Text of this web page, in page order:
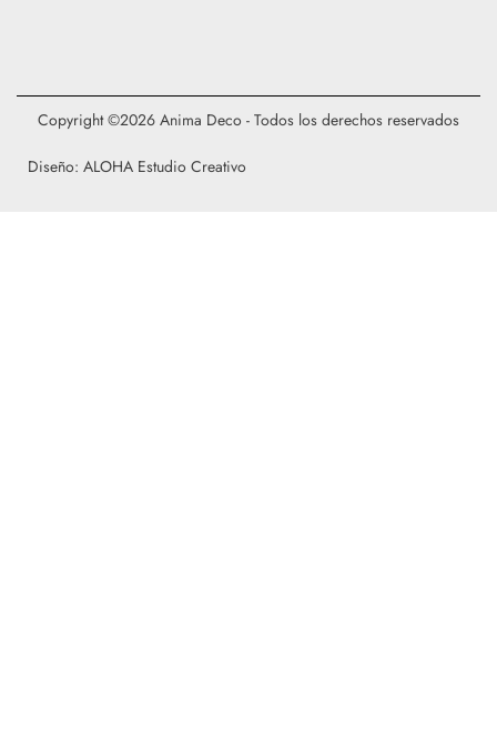
Diseño: ALOHA Estudio Creativo
Copyright ©2026 Anima Deco - Todos los derechos reservados